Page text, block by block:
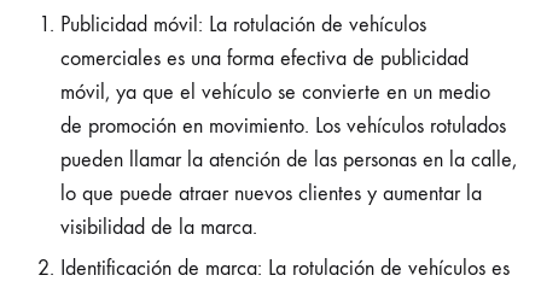
Publicidad móvil: La rotulación de vehículos
comerciales es una forma efectiva de publicidad
móvil, ya que el vehículo se convierte en un medio
de promoción en movimiento. Los vehículos rotulados
pueden llamar la atención de las personas en la calle,
lo que puede atraer nuevos clientes y aumentar la
visibilidad de la marca.
Identificación de marca: La rotulación de vehículos es